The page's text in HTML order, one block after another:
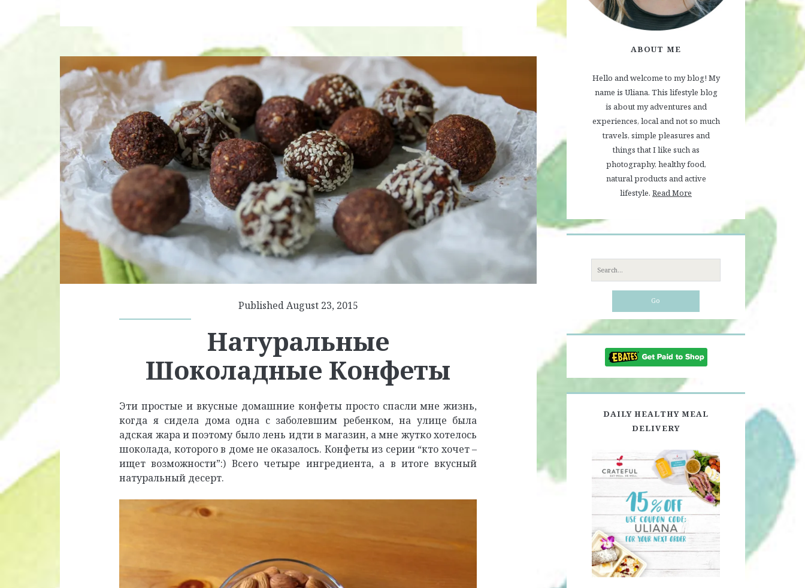
Published August 23, 2015
Натуральные
Шоколадные Конфеты
Эти простые и вкусные домашние конфеты просто спасли мне жизнь,
когда я сидела дома одна с заболевшим ребенком, на улице была
адская жара и поэтому было лень идти в магазин, а мне жутко хотелось
шоколада, которого в доме не оказалось. Конфеты из серии “кто хочет –
ищет возможности”:) Всего четыре ингредиента, а в итоге вкусный
натуральный десерт.
ABOUT ME
Hello and welcome to my blog! My
name is Uliana. This lifestyle blog
is about my adventures and
experiences, local and not so much
travels, simple pleasures and
things that I like such as
photography, healthy food,
natural products and active
lifestyle. Read More
Search
for:
DAILY HEALTHY MEAL
DELIVERY